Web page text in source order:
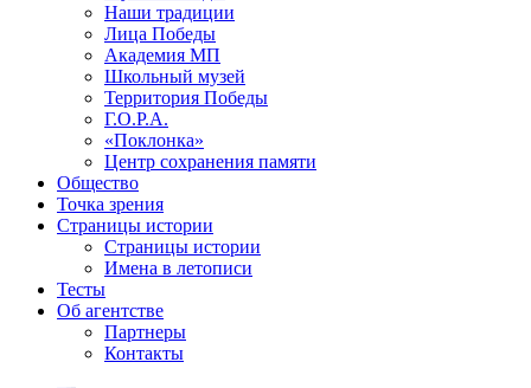
Наши традиции
Лица Победы
Академия МП
Школьный музей
Территория Победы
Г.О.Р.А.
«Поклонка»
Центр сохранения памяти
Общество
Точка зрения
Страницы истории
Страницы истории
Имена в летописи
Тесты
Об агентстве
Партнеры
Контакты